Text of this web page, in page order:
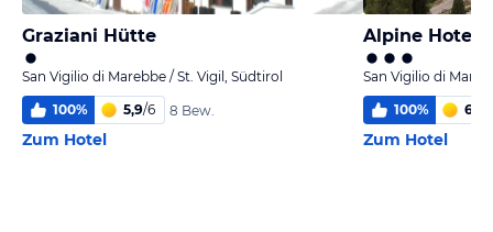
Graziani Hütte
San Vigilio di Marebbe / St. Vigil, Südtirol
100% 5,9/6 8 Bew.
Zum Hotel
Alpine Hotel
San Vigilio di
100% 6,0
Zum Hotel